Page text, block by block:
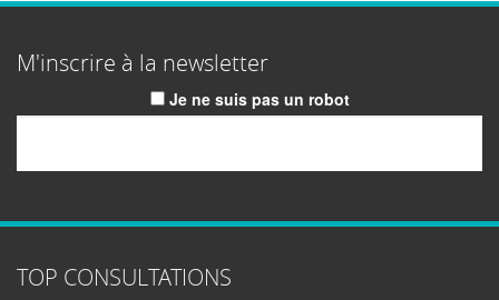
M'inscrire à la newsletter
Je ne suis pas un robot
TOP CONSULTATIONS